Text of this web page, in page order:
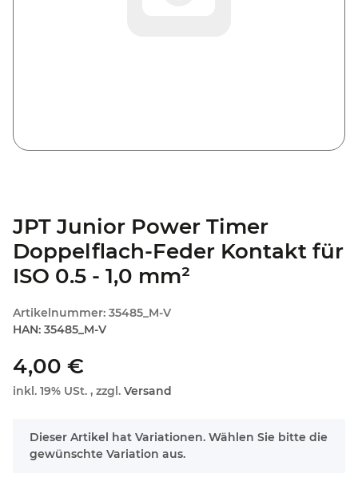
JPT Junior Power Timer
Doppelflach-Feder Kontakt für
ISO 0.5 - 1,0 mm²
Artikelnummer: 35485_M-V
HAN: 35485_M-V
4,00 €
inkl. 19% USt. , zzgl. Versand
x
Dieser Artikel hat Variationen. Wählen Sie bitte die
gewünschte Variation aus.